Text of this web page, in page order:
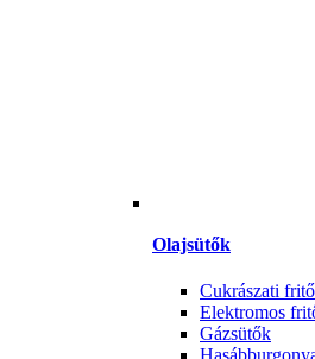
Olajsütők
Cukrászati
Elektromos
Gázsütők